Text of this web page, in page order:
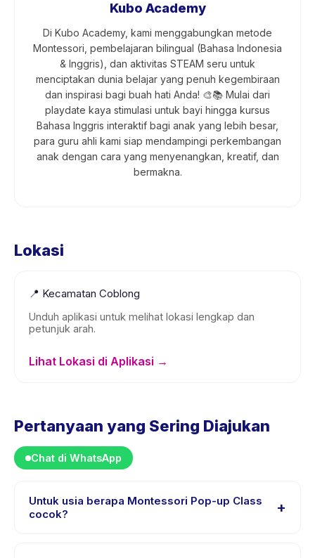
Kubo Academy
Di Kubo Academy, kami menggabungkan metode
Montessori, pembelajaran bilingual (Bahasa Indonesia
& Inggris), dan aktivitas STEAM seru untuk
menciptakan dunia belajar yang penuh kegembiraan
dan inspirasi bagi buah hati Anda! 🎨📚 Mulai dari
playdate kaya stimulasi untuk bayi hingga kursus
Bahasa Inggris interaktif bagi anak yang lebih besar,
para guru ahli kami siap mendampingi perkembangan
anak dengan cara yang menyenangkan, kreatif, dan
bermakna.
Lokasi
📍 Kecamatan Coblong
Unduh aplikasi untuk melihat lokasi lengkap dan
petunjuk arah.
Lihat Lokasi di Aplikasi →
Pertanyaan yang Sering Diajukan
Chat di WhatsApp
Untuk usia berapa Montessori Pop-up Class
cocok?
+